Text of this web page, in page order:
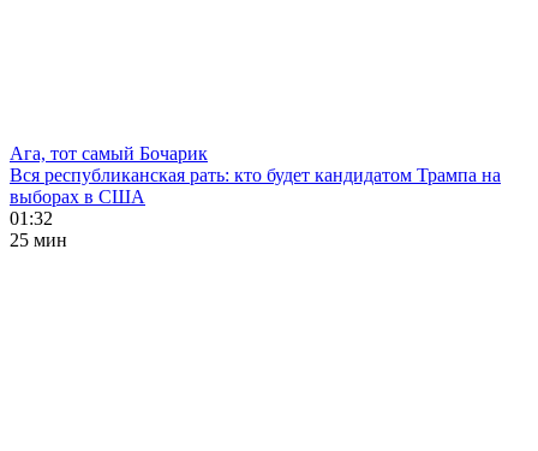
Ага, тот самый Бочарик
Вся республиканская рать: кто будет кандидатом Трампа на
выборах в США
01:32
25 мин